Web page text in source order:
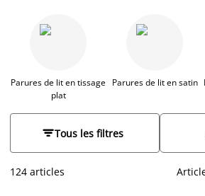
chaleureux dans votre chambre à
confort, la parure de lit s'impose
large gamme chez JYSK.
Parures de lit en tissage
plat
Parures de lit en satin
Tous les filtres
124 articles